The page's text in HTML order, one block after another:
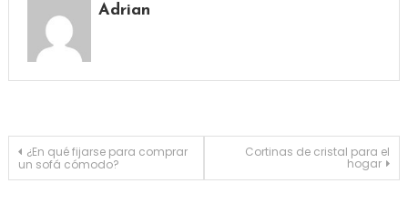
Adrian
Navegación
¿En qué fijarse para comprar
un sofá cómodo?
Cortinas de cristal para el
hogar